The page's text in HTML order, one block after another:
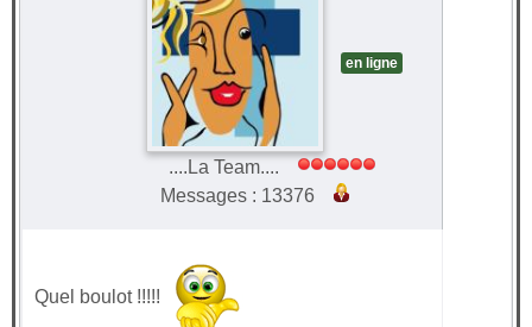
en ligne
....La Team....
Messages : 13376
Quel boulot !!!!!